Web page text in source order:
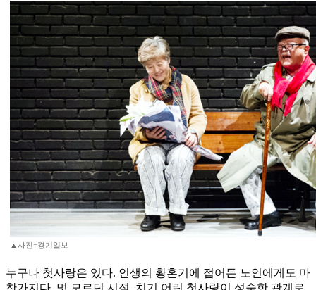
▲사진=경기일보
누구나 첫사랑은 있다. 인생의 황혼기에 접어든 노인에게도 마